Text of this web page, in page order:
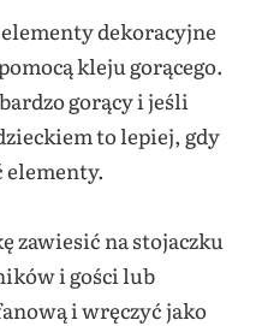
dekoracyjne
kleju gorącego.
gorący i jeśli
to lepiej, gdy
elementy.
zawiesić na stojaczku
i gości lub
i wręczyć jako